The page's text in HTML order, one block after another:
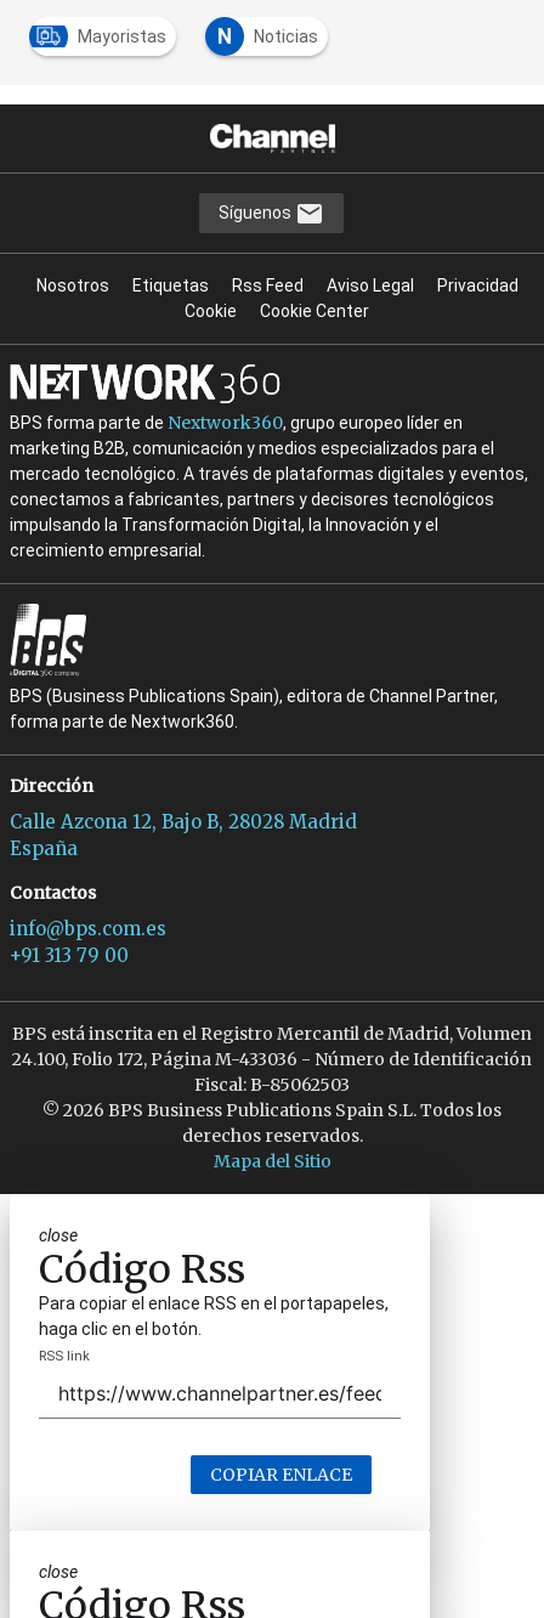
Mayoristas N Noticias
Síguenos
Nosotros Etiquetas Rss Feed Aviso Legal
Privacidad
Cookie
Cookie Center
BPS forma parte de Nextwork360, grupo europeo líder en
marketing B2B, comunicación y medios especializados para el
mercado tecnológico. A través de plataformas digitales y eventos,
conectamos a fabricantes, partners y decisores tecnológicos
impulsando la Transformación Digital, la Innovación y el
crecimiento empresarial.
BPS (Business Publications Spain), editora de Channel Partner,
forma parte de Nextwork360.
Dirección
Calle Azcona 12, Bajo B, 28028 Madrid
España
Contactos
info@bps.com.es
+91 313 79 00
BPS está inscrita en el Registro Mercantil de Madrid, Volumen
24.100, Folio 172, Página M-433036 - Número de Identificación
Fiscal: B-85062503
© 2026 BPS Business Publications Spain S.L. Todos los
derechos reservados.
Mapa del Sitio
close
Código Rss
Para copiar el enlace RSS en el portapapeles,
haga clic en el botón.
RSS link
COPIAR ENLACE
close
Código Rss